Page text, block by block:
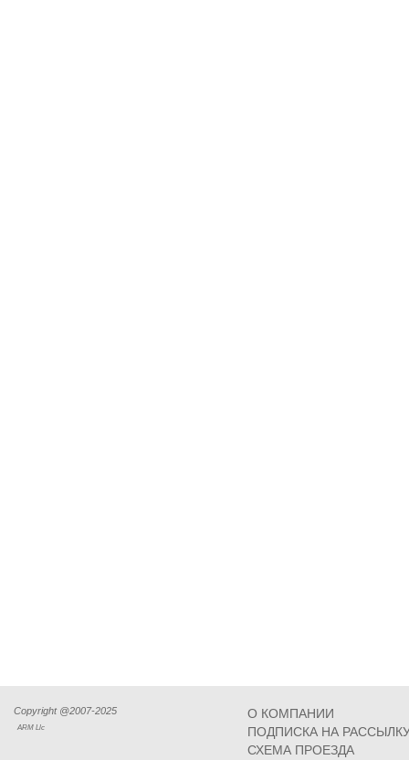
Copyright @2007-2025
ARM Llc
О КОМПАНИИ
ПОДПИСКА НА
СХЕМА ПРОЕЗДА